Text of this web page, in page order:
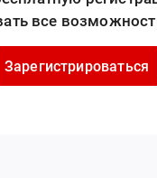
все
Зарегистрироваться